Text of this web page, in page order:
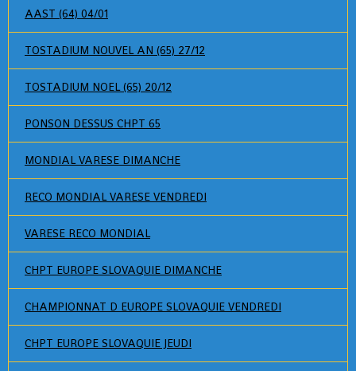
AAST (64) 04/01
TOSTADIUM NOUVEL AN (65) 27/12
TOSTADIUM NOEL (65) 20/12
PONSON DESSUS CHPT 65
MONDIAL VARESE DIMANCHE
RECO MONDIAL VARESE VENDREDI
VARESE RECO MONDIAL
CHPT EUROPE SLOVAQUIE DIMANCHE
CHAMPIONNAT D EUROPE SLOVAQUIE VENDREDI
CHPT EUROPE SLOVAQUIE JEUDI